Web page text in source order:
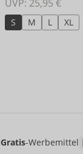
UVP: 25,95 €
S M L XL
Gratis-Werbemittel